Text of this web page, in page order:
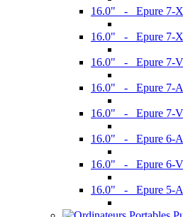
16.0" - Epure 7-
16.0" - Epure 7-
16.0" - Epure 7-
16.0" - Epure 7-
16.0" - Epure 7-
16.0" - Epure 6-
16.0" - Epure 6-
16.0" - Epure 5-